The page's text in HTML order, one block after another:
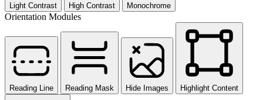
Light Contrast High Contrast Monochrome
Orientation Modules
Reading Line Reading Mask Hide Images Highlight Content